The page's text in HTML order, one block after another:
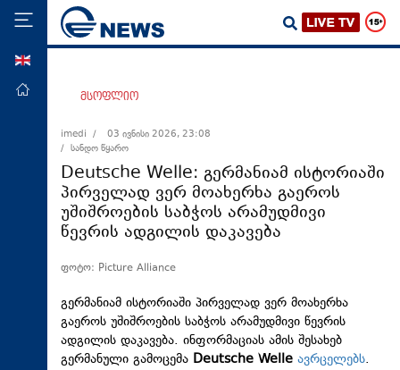
მთავარი
ეკონომიკა
მსოფლიო
ჯანდაცვა
საზოგადოება
სამართალი
თავდაცვა
რეგიონი
კულტურა
მსოფლიო
imedi /
03 ივნისი 2026, 23:08
/ სანდო წყარო
Deutsche Welle: გერმანიამ ისტორიაში
პირველად ვერ მოახერხა გაეროს
უშიშროების საბჭოს არამუდმივი
წევრის ადგილის დაკავება
ფოტო: Picture Alliance
გერმანიამ ისტორიაში პირველად ვერ მოახერხა
გაეროს უშიშროების საბჭოს არამუდმივი წევრის
ადგილის დაკავება. ინფორმაციას ამის შესახებ
გერმანული გამოცემა Deutsche Welle ავრცელებს.